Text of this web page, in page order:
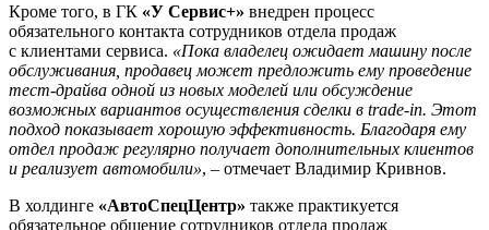
Кроме того, в ГК «У Сервис+» внедрен процесс
обязательного контакта сотрудников отдела продаж
с клиентами сервиса. «Пока владелец ожидает машину после
обслуживания, продавец может предложить ему проведение
тест-драйва одной из новых моделей или обсуждение
возможных вариантов осуществления сделки в trade-in. Этот
подход показывает хорошую эффективность. Благодаря ему
отдел продаж регулярно получает дополнительных клиентов
и реализует автомобили», – отмечает Владимир Кривнов.
В холдинге «АвтоСпецЦентр» также практикуется
обязательное общение сотрудников отдела продаж